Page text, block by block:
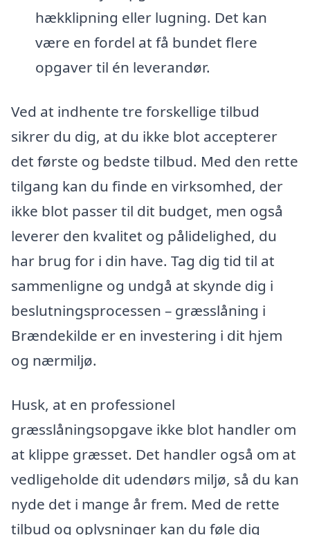
hækklipning eller lugning. Det kan
være en fordel at få bundet flere
opgaver til én leverandør.
Ved at indhente tre forskellige tilbud
sikrer du dig, at du ikke blot accepterer
det første og bedste tilbud. Med den rette
tilgang kan du finde en virksomhed, der
ikke blot passer til dit budget, men også
leverer den kvalitet og pålidelighed, du
har brug for i din have. Tag dig tid til at
sammenligne og undgå at skynde dig i
beslutningsprocessen – græsslåning i
Brændekilde er en investering i dit hjem
og nærmiljø.
Husk, at en professionel
græsslåningsopgave ikke blot handler om
at klippe græsset. Det handler også om at
vedligeholde dit udendørs miljø, så du kan
nyde det i mange år frem. Med de rette
tilbud og oplysninger kan du føle dig